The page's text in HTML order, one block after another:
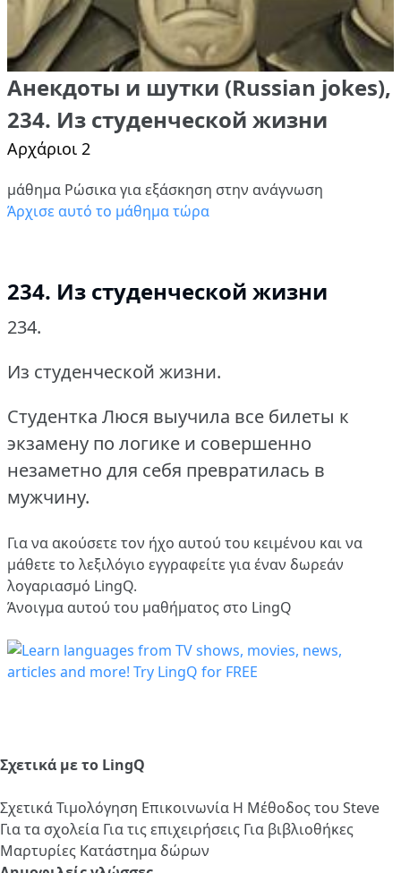
Анекдоты и шутки (Russian jokes),
234. Из студенческой жизни
Αρχάριοι 2
μάθημα Ρώσικα για εξάσκηση στην ανάγνωση
Άρχισε αυτό το μάθημα τώρα
234. Из студенческой жизни
234.
Из студенческой жизни.
Студентка Люся выучила все билеты к
экзамену по логике и совершенно
незаметно для себя превратилась в
мужчину.
Για να ακούσετε τον ήχο αυτού του κειμένου και να
μάθετε το λεξιλόγιο εγγραφείτε για έναν δωρεάν
λογαριασμό LingQ.
Άνοιγμα αυτού του μαθήματος στο LingQ
Σχετικά με το LingQ
ΣχετικάΤιμολόγηση Επικοινωνία Η Μέθοδος του Steve
Για τα σχολεία Για τις επιχειρήσεις Για βιβλιοθήκες
Μαρτυρίες Κατάστημα δώρων